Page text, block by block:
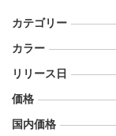
カテゴリー
カラー
リリース日
価格
国内価格